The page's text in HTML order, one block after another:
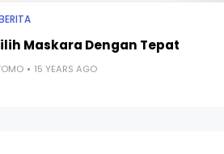
Maskara Dengan Tepat
15 YEARS AGO